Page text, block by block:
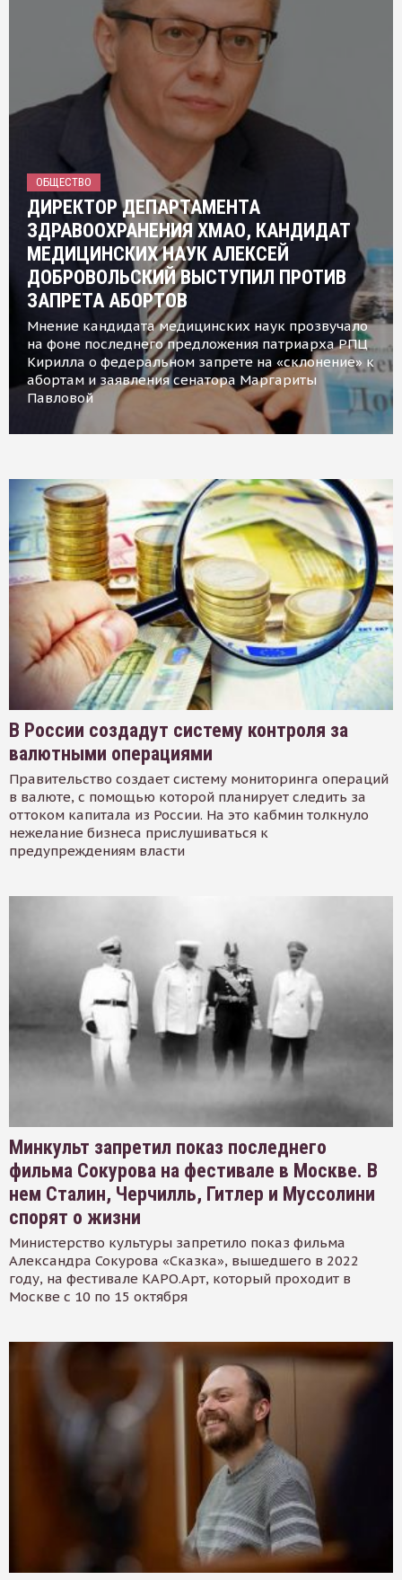
ОБЩЕСТВО
ДИРЕКТОР ДЕПАРТАМЕНТА
ЗДРАВООХРАНЕНИЯ ХМАО, КАНДИДАТ
МЕДИЦИНСКИХ НАУК АЛЕКСЕЙ
ДОБРОВОЛЬСКИЙ ВЫСТУПИЛ ПРОТИВ
ЗАПРЕТА АБОРТОВ
Мнение кандидата медицинских наук прозвучало
на фоне последнего предложения патриарха РПЦ
Кирилла о федеральном запрете на «склонение» к
абортам и заявления сенатора Маргариты
Павловой
В России создадут систему контроля за
валютными операциями
Правительство создает систему мониторинга операций
в валюте, с помощью которой планирует следить за
оттоком капитала из России. На это кабмин толкнуло
нежелание бизнеса прислушиваться к
предупреждениям власти
Минкульт запретил показ последнего
фильма Сокурова на фестивале в Москве. В
нем Сталин, Черчилль, Гитлер и Муссолини
спорят о жизни
Министерство культуры запретило показ фильма
Александра Сокурова «Сказка», вышедшего в 2022
году, на фестивале КАРО.Арт, который проходит в
Москве с 10 по 15 октября